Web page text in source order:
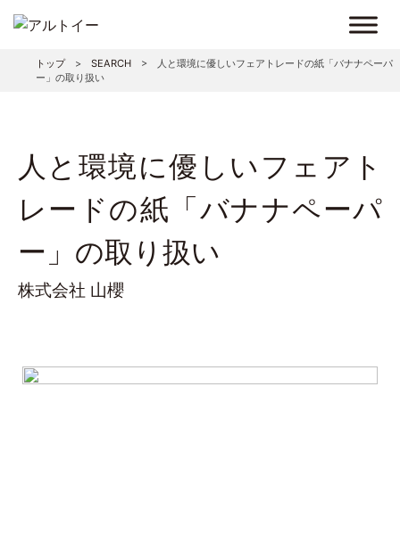
トップ> SEARCH >
人と環境に優しいフェアトレードの紙「バナナペーパ
ー」の取り扱い
人と環境に優しいフェアト
レードの紙「バナナペーパ
ー」の取り扱い
株式会社 山櫻